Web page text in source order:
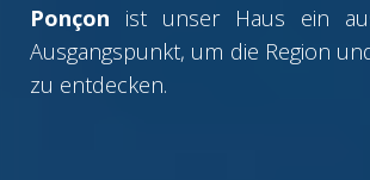
Ponçon ist unser Haus ein
Ausgangspunkt, um die Region
zu entdecken.